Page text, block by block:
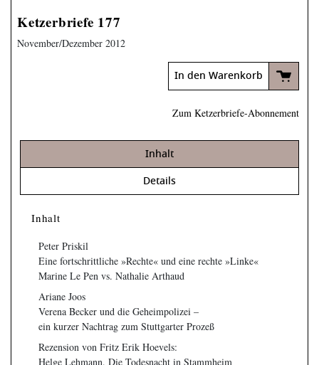
Ketzerbriefe 177
November/Dezember 2012
In den Warenkorb
Zum Ketzerbriefe-Abonnement
Inhalt
Details
Inhalt
Peter Priskil
Eine fortschrittliche »Rechte« und eine rechte »Linke«
Marine Le Pen vs. Nathalie Arthaud
Ariane Joos
Verena Becker und die Geheimpolizei –
ein kurzer Nachtrag zum Stuttgarter Prozeß
Rezension von Fritz Erik Hoevels:
Helge Lehmann, Die Todesnacht in Stammheim